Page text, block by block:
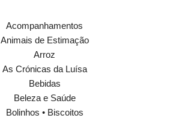
Acompanhamentos
Animais de Estimação
Arroz
As Crónicas da Luísa
Bebidas
Beleza e Saúde
Bolinhos • Biscoitos